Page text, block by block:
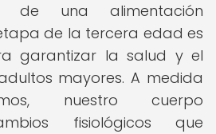
de una alimentación
de la tercera edad es
garantizar la salud y el
mayores. A medida
nuestro cuerpo
fisiológicos que